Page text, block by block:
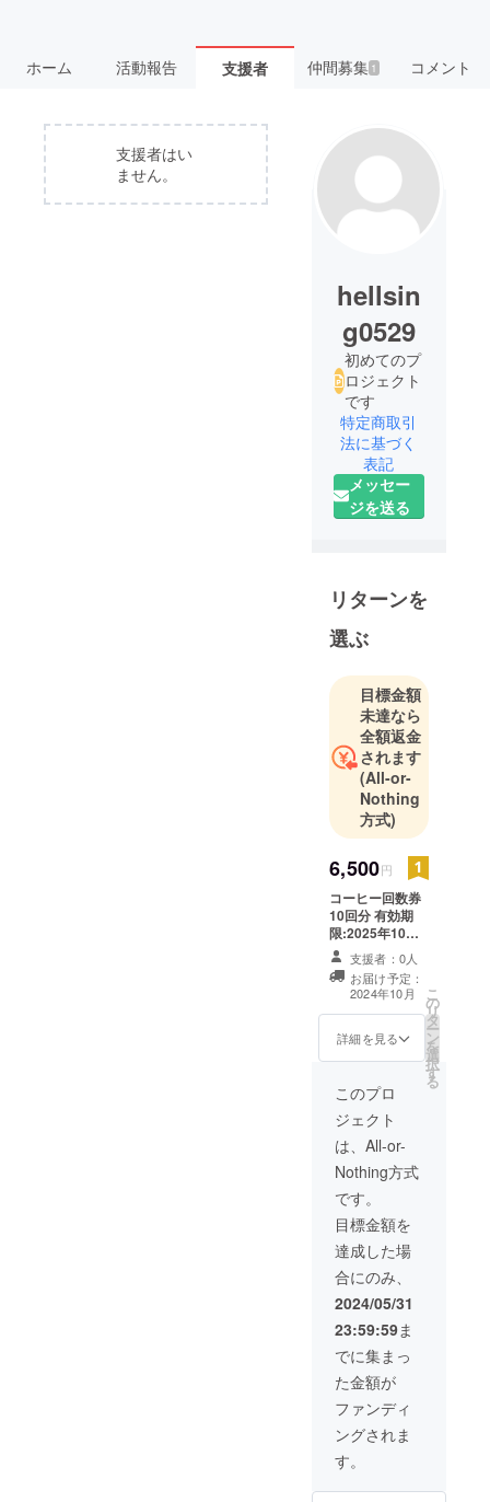
ホーム 活動報告 支援者 仲間募集 1 コメント
支援者はい
ません。
hellsin
g0529
初めてのプ
ロジェクト
です
特定商取引
法に基づく
表記
メッセー
ジを送る
リターンを
選ぶ
目標金額
未達なら
全額返金
されます
(All-or-
Nothing
方式)
6,500円
コーヒー回数券
10回分 有効期
限:2025年10月
末まで 店舗の詳
細:福岡市東区、
早良区、西区、
城南区のいづれ
か(詳細な住所は
後日ご連絡にて
支援者：0人
お届け予定：
2024年10月
詳細を見る
こ
の
リ
タ
ー
ン
を
選
択
す
る
このプロ
ジェクト
は、All-or-
Nothing方式
です。
目標金額を
達成した場
合にのみ、
2024/05/31
23:59:59ま
でに集まっ
た金額が
ファンディ
ングされま
す。